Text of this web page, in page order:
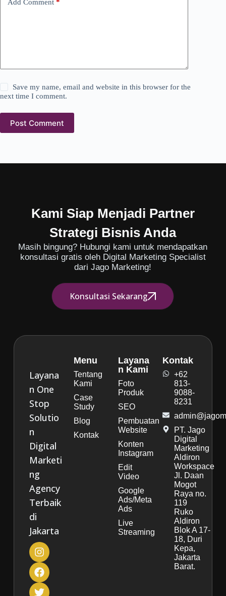
Add Comment *
Save my name, email and website in this browser for the
next time I comment.
Post Comment
Kami Siap Menjadi Partner
Strategi Bisnis Anda
Masih bingung? Hubungi kami untuk mendapatkan
konsultasi gratis oleh Digital Marketing Specialist
dari Jago Marketing!
Konsultasi Sekarang
Layana
n One
Stop
Solutio
n
Digital
Marketi
ng
Agency
Terbaik
di
Jakarta
Menu
Tentang
Kami
Case
Study
Blog
Kontak
Layana
n Kami
Foto
Produk
SEO
Pembuatan
Website
Konten
Instagram
Edit
Video
Google
Ads/Meta
Ads
Live
Streaming
Kontak
+62
813-
9088-
8231
PT. Jago
Digital
Marketing
Aldiron
Workspace
Jl. Daan
Mogot
Raya no.
119
Ruko
Aldiron
Blok A 17-
18, Duri
Kepa,
Jakarta
Barat.